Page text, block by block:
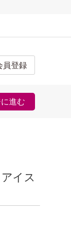
員登録
進む
イス